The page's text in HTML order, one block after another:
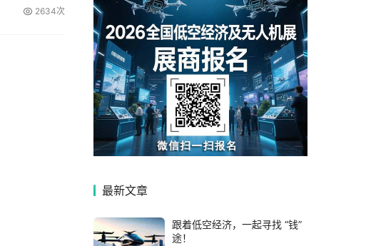
2634次
最新文章
跟着低空经济，一起寻找 “钱”
途！